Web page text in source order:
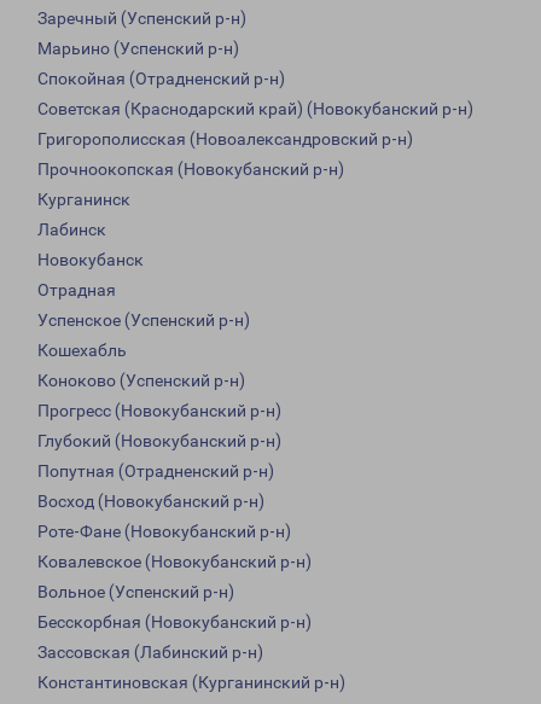
Заречный (Успенский р-н)
Марьино (Успенский р-н)
Спокойная (Отрадненский р-н)
Советская (Краснодарский край) (Новокубанский р-н)
Григорополисская (Новоалександровский р-н)
Прочноокопская (Новокубанский р-н)
Курганинск
Лабинск
Новокубанск
Отрадная
Успенское (Успенский р-н)
Кошехабль
Коноково (Успенский р-н)
Прогресс (Новокубанский р-н)
Глубокий (Новокубанский р-н)
Попутная (Отрадненский р-н)
Восход (Новокубанский р-н)
Роте-Фане (Новокубанский р-н)
Ковалевское (Новокубанский р-н)
Вольное (Успенский р-н)
Бесскорбная (Новокубанский р-н)
Зассовская (Лабинский р-н)
Константиновская (Курганинский р-н)